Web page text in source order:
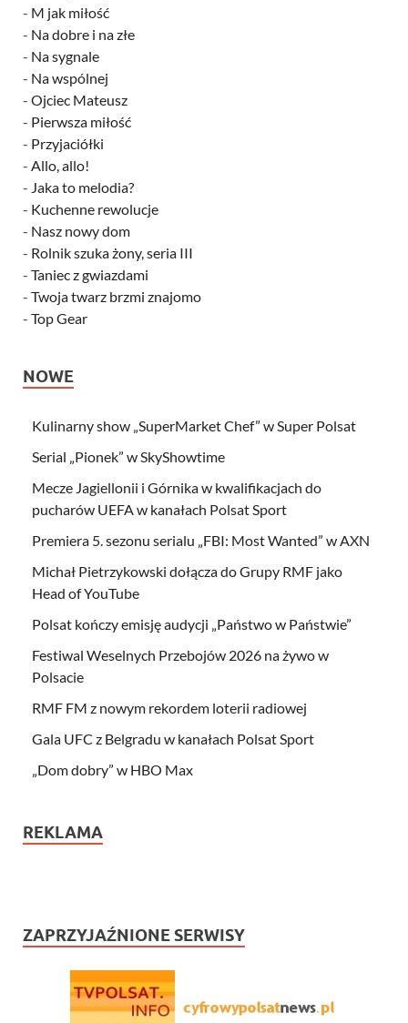
- M jak miłość
- Na dobre i na złe
- Na sygnale
- Na wspólnej
- Ojciec Mateusz
- Pierwsza miłość
- Przyjaciółki
- Allo, allo!
- Jaka to melodia?
- Kuchenne rewolucje
- Nasz nowy dom
- Rolnik szuka żony, seria III
- Taniec z gwiazdami
- Twoja twarz brzmi znajomo
- Top Gear
NOWE
Kulinarny show „SuperMarket Chef” w Super Polsat
Serial „Pionek” w SkyShowtime
Mecze Jagiellonii i Górnika w kwalifikacjach do
pucharów UEFA w kanałach Polsat Sport
Premiera 5. sezonu serialu „FBI: Most Wanted” w AXN
Michał Pietrzykowski dołącza do Grupy RMF jako
Head of YouTube
Polsat kończy emisję audycji „Państwo w Państwie”
Festiwal Weselnych Przebojów 2026 na żywo w
Polsacie
RMF FM z nowym rekordem loterii radiowej
Gala UFC z Belgradu w kanałach Polsat Sport
„Dom dobry” w HBO Max
REKLAMA
ZAPRZYJAŹNIONE SERWISY